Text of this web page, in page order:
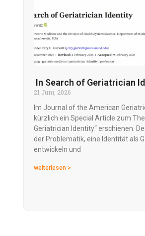
In Search of Geriatrician
21 Juni, 2026
Im Journal of the American
kürzlich ein Special Article zum
Geriatrician Identity“ erschienen.
der Problematik, eine Identität als
entwickeln und
weiterlesen >